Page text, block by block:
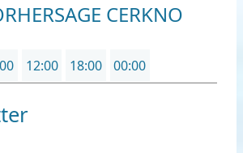
CERKNO
12:00 18:00 00:00